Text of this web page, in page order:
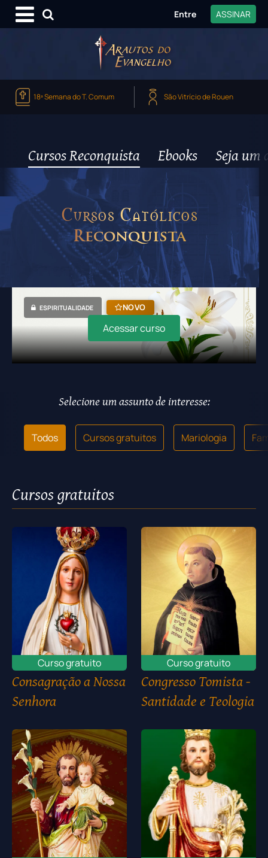
Entre ASSINAR
18ª Semana do T. Comum São Vitrício de Rouen
Cursos Reconquista Ebooks Seja um
Cursos Católicos
Reconquista
ESPIRITUALIDADE NOVO
Acessar curso
Selecione um assunto de interesse:
Todos Cursos gratuitos Mariologia
Cursos gratuitos
Curso gratuito
Consagração a Nossa
Senhora
Curso gratuito
Congresso Tomista -
Santidade e Teologia